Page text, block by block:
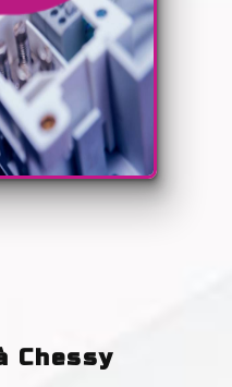
Chessy